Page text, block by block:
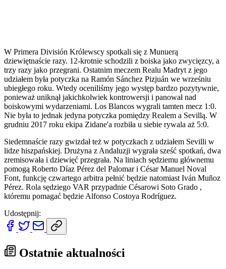
W Primera División Królewscy spotkali się z Munuerą
dziewiętnaście razy. 12-krotnie schodzili z boiska jako zwycięzcy, a
trzy razy jako przegrani. Ostatnim meczem Realu Madryt z jego
udziałem była potyczka na Ramón Sánchez Pizjuán we wrześniu
ubiegłego roku. Wtedy oceniliśmy jego występ bardzo pozytywnie,
ponieważ uniknął jakichkolwiek kontrowersji i panował nad
boiskowymi wydarzeniami. Los Blancos wygrali tamten mecz 1:0.
Nie była to jednak jedyna potyczka pomiędzy Realem a Sevillą. W
grudniu 2017 roku ekipa Zidane'a rozbiła u siebie rywala aż 5:0.
Siedemnaście razy gwizdał też w potyczkach z udziałem Sevilli w
lidze hiszpańskiej. Drużyna z Andaluzji wygrała sześć spotkań, dwa
zremisowała i dziewięć przegrała. Na liniach sędziemu głównemu
pomogą Roberto Díaz Pérez del Palomar i César Manuel Noval
Font, funkcję czwartego arbitra pełnić będzie natomiast Iván Muñoz
Pérez. Rola sędziego VAR przypadnie Césarowi Soto Grado ,
któremu pomagać będzie Alfonso Costoya Rodríguez.
Udostępnij:
Ostatnie aktualności